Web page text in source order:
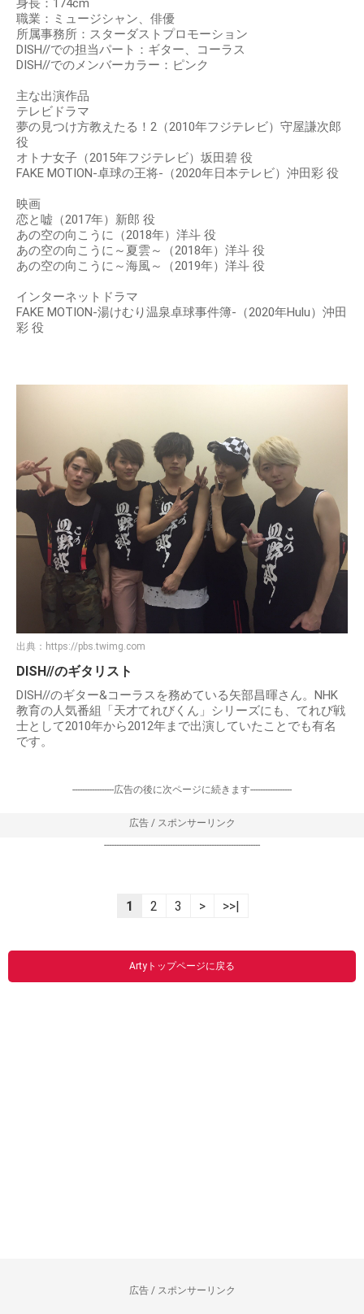
身長：174cm
職業：ミュージシャン、俳優
所属事務所：スターダストプロモーション
DISH//での担当パート：ギター、コーラス
DISH//でのメンバーカラー：ピンク
主な出演作品
テレビドラマ
夢の見つけ方教えたる！2（2010年フジテレビ）守屋謙次郎
役
オトナ女子（2015年フジテレビ）坂田碧 役
FAKE MOTION-卓球の王将-（2020年日本テレビ）沖田彩 役
映画
恋と嘘（2017年）新郎 役
あの空の向こうに（2018年）洋斗 役
あの空の向こうに～夏雲～（2018年）洋斗 役
あの空の向こうに～海風～（2019年）洋斗 役
インターネットドラマ
FAKE MOTION-湯けむり温泉卓球事件簿-（2020年Hulu）沖田
彩 役
出典： https://pbs.twimg.com
DISH//のギタリスト
DISH//のギター&コーラスを務めている矢部昌暉さん。NHK
教育の人気番組「天才てれびくん」シリーズにも、てれび戦
士として2010年から2012年まで出演していたことでも有名
です。
-----------------広告の後に次ページに続きます-----------------
広告 / スポンサーリンク
----------------------------------------------------------------
1 2 3 > >>|
Artyトップページに戻る
広告 / スポンサーリンク